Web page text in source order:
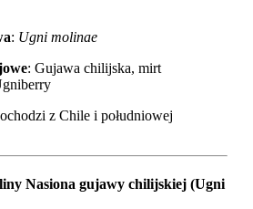
: Ugni molinae
: Gujawa chilijska, mirt
z Chile i południowej
Nasiona gujawy chilijskiej (Ugni